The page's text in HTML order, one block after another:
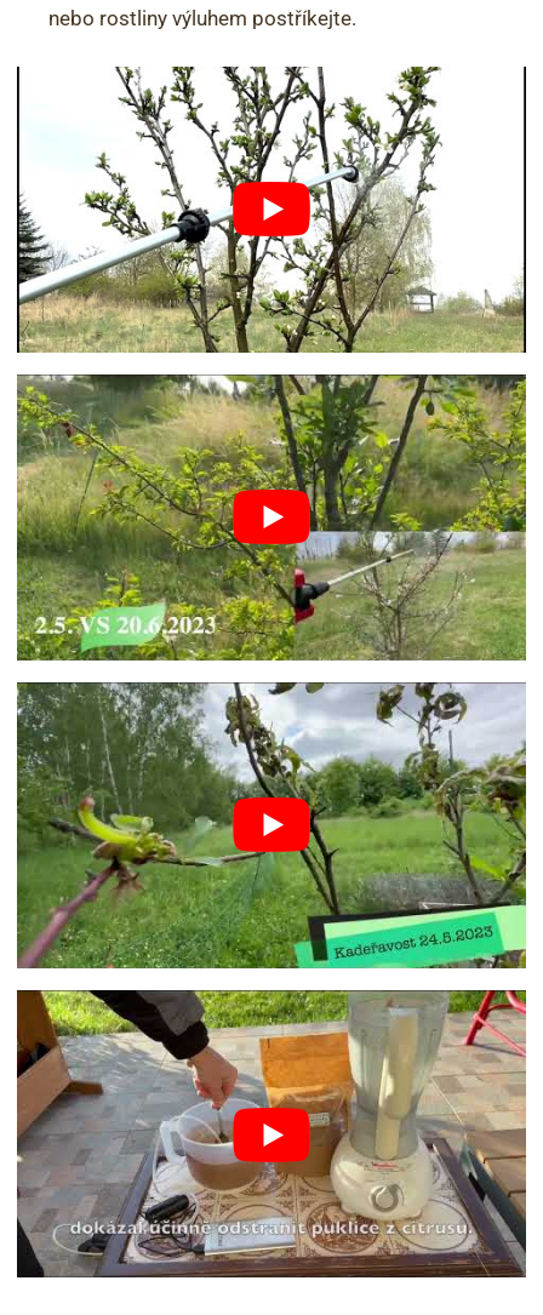
nebo rostliny výluhem postříkejte.